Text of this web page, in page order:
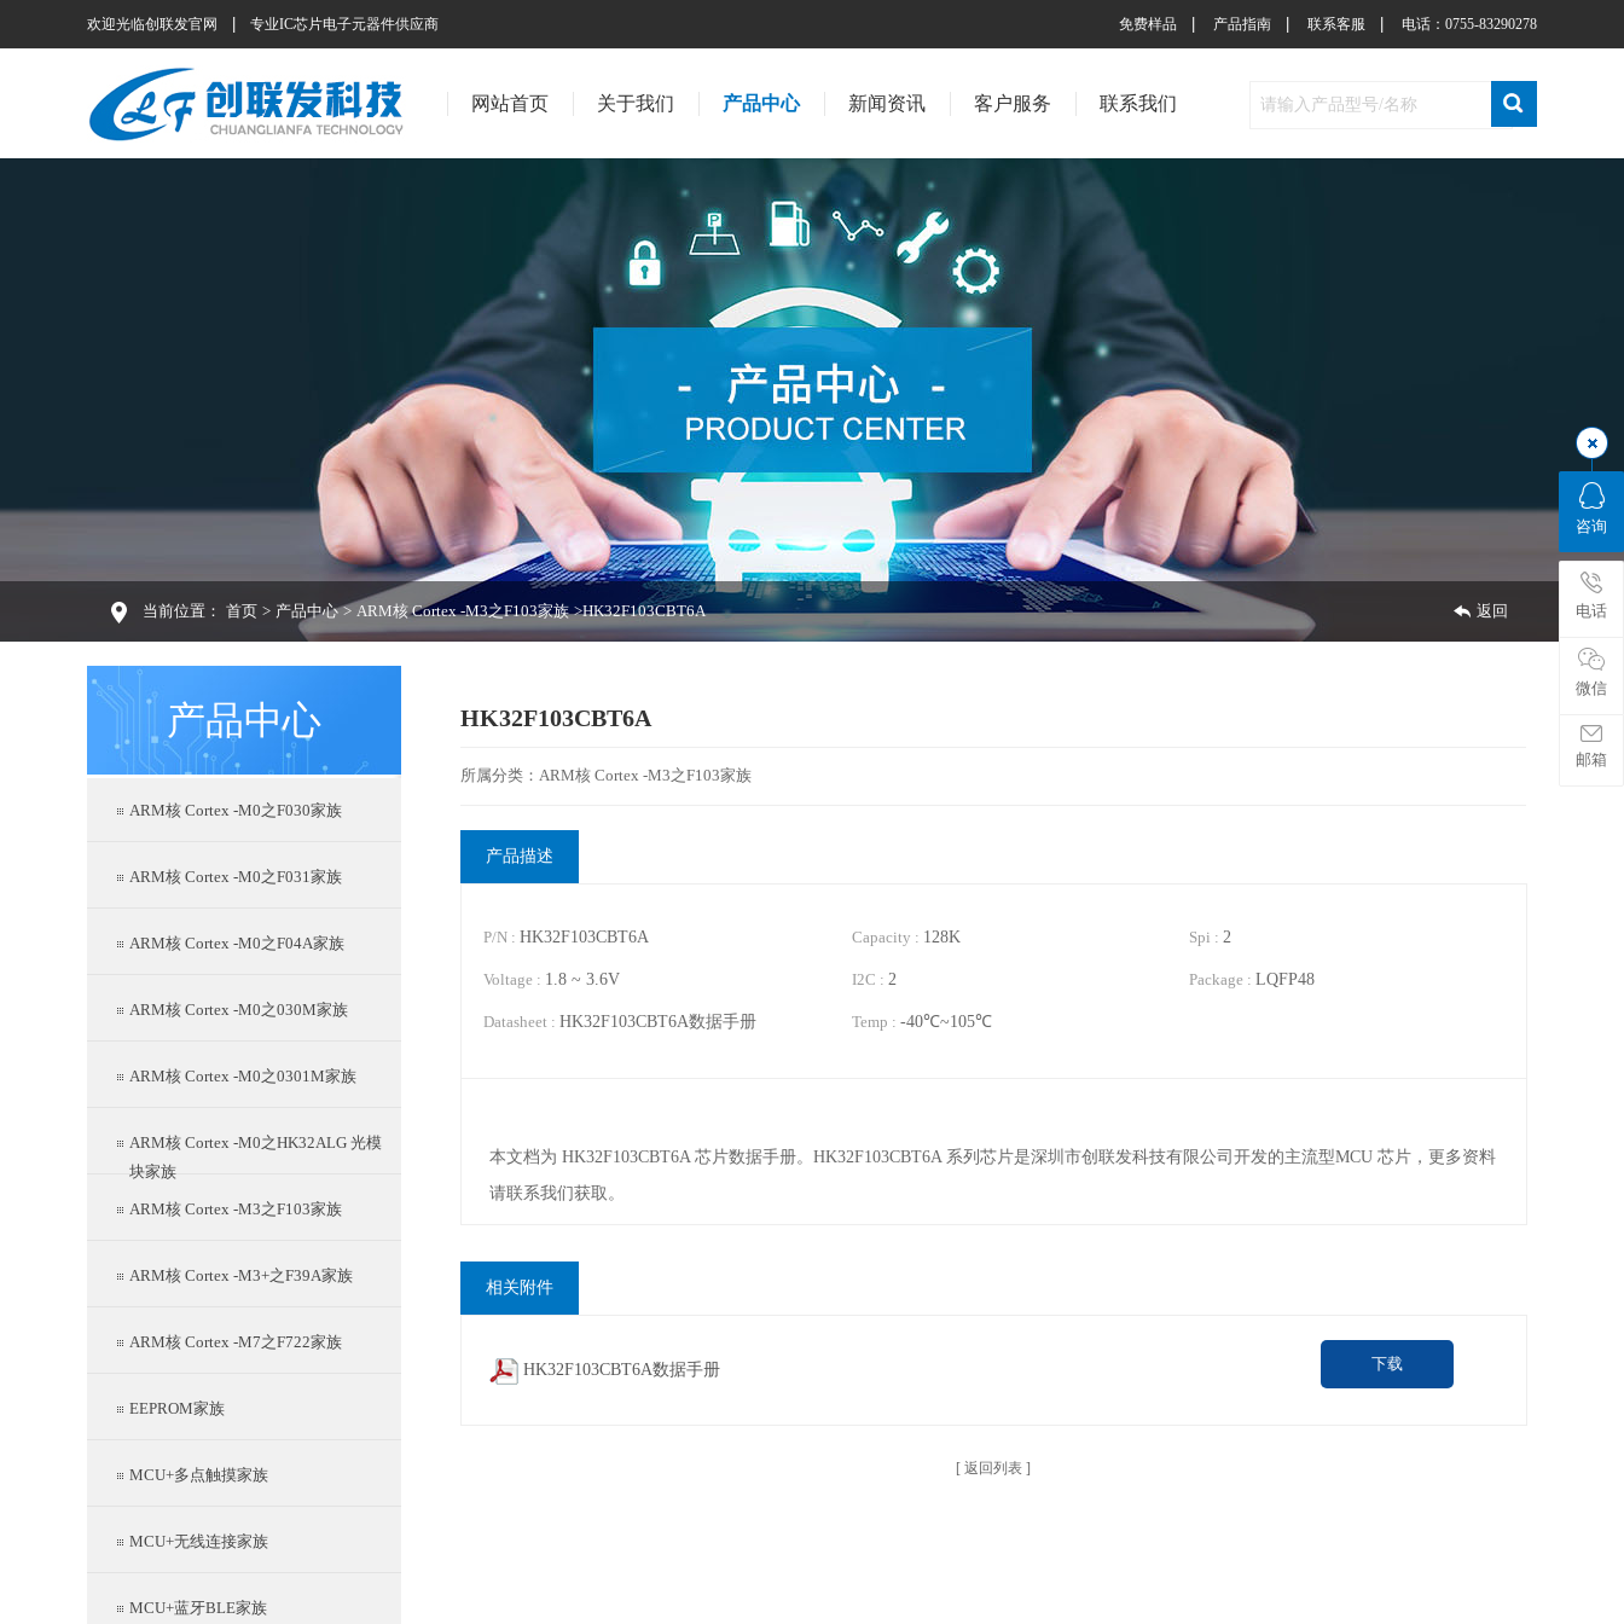
欢迎光临创联发官网 专业IC芯片电子元器件供应商 免费样品 产品指南 联系客服 电话：0755-83290278
网站首页 关于我们 产品中心 新闻资讯 客户服务 联系我们
当前位置： 首页 > 产品中心 > ARM核 Cortex -M3之F103家族 >HK32F103CBT6A 返回
产品中心
ARM核 Cortex -M0之F030家族
ARM核 Cortex -M0之F031家族
ARM核 Cortex -M0之F04A家族
ARM核 Cortex -M0之030M家族
ARM核 Cortex -M0之0301M家族
ARM核 Cortex -M0之HK32ALG 光模
块家族
ARM核 Cortex -M3之F103家族
ARM核 Cortex -M3+之F39A家族
ARM核 Cortex -M7之F722家族
EEPROM家族
MCU+多点触摸家族
MCU+无线连接家族
MCU+蓝牙BLE家族
HK32F103CBT6A
所属分类：ARM核 Cortex -M3之F103家族
产品描述
P/N : HK32F103CBT6A Capacity : 128K Spi : 2
Voltage : 1.8 ~ 3.6V I2C : 2 Package : LQFP48
Datasheet : HK32F103CBT6A数据手册 Temp : -40℃~105℃
本文档为 HK32F103CBT6A 芯片数据手册。HK32F103CBT6A 系列芯片是深圳市创联发科技有限公司开发的主流型MCU 芯片，更多资料
请联系我们获取。
相关附件
HK32F103CBT6A数据手册 下载
[ 返回列表 ]
咨询
电话
微信
邮箱